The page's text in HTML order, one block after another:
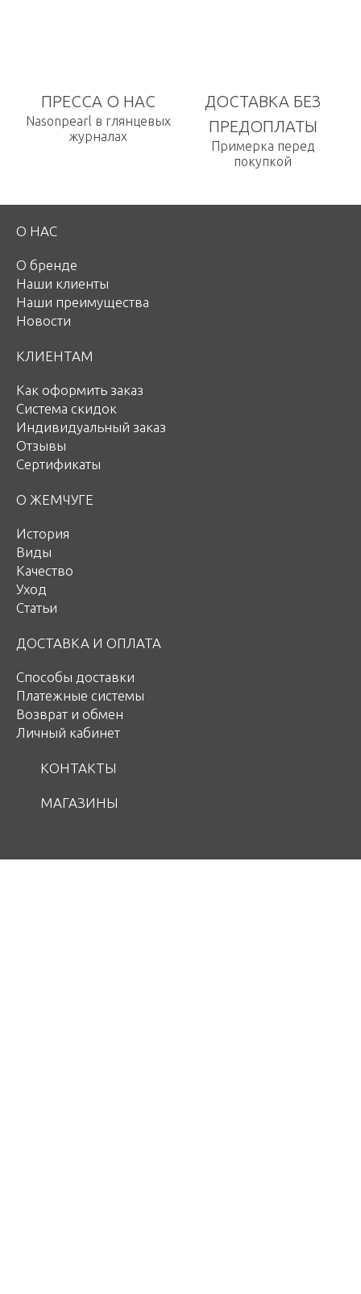
ПРЕССА О НАС
Nasonpearl в глянцевых
журналах
ДОСТАВКА БЕЗ
ПРЕДОПЛАТЫ
Примерка перед
покупкой
О НАС
О бренде
Наши клиенты
Наши преимущества
Новости
КЛИЕНТАМ
Как оформить заказ
Система скидок
Индивидуальный заказ
Отзывы
Сертификаты
О ЖЕМЧУГЕ
История
Виды
Качество
Уход
Статьи
ДОСТАВКА И ОПЛАТА
Способы доставки
Платежные системы
Возврат и обмен
Личный кабинет
КОНТАКТЫ
МАГАЗИНЫ